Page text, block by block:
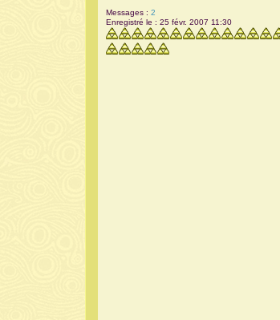
Messages : 2
Enregistré le : 25 févr. 2007 11:30